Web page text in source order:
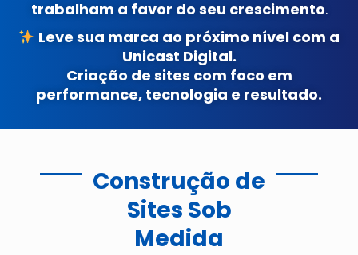
trabalham a favor do seu crescimento.
Leve sua marca ao próximo nível com a
Unicast Digital.
Criação de sites com foco em
performance, tecnologia e resultado.
Construção de
Sites Sob
Medida